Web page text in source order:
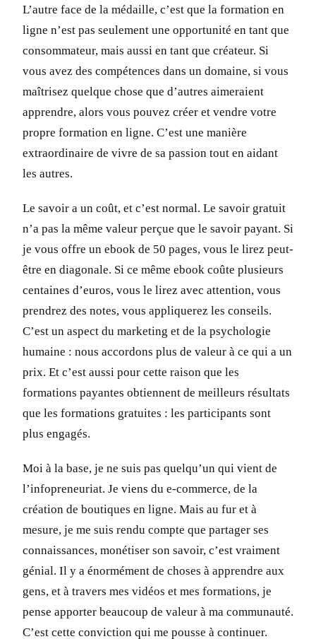
L’autre face de la médaille, c’est que la formation en
ligne n’est pas seulement une opportunité en tant que
consommateur, mais aussi en tant que créateur. Si
vous avez des compétences dans un domaine, si vous
maîtrisez quelque chose que d’autres aimeraient
apprendre, alors vous pouvez créer et vendre votre
propre formation en ligne. C’est une manière
extraordinaire de vivre de sa passion tout en aidant
les autres.
Le savoir a un coût, et c’est normal. Le savoir gratuit
n’a pas la même valeur perçue que le savoir payant. Si
je vous offre un ebook de 50 pages, vous le lirez peut-
être en diagonale. Si ce même ebook coûte plusieurs
centaines d’euros, vous le lirez avec attention, vous
prendrez des notes, vous appliquerez les conseils.
C’est un aspect du marketing et de la psychologie
humaine : nous accordons plus de valeur à ce qui a un
prix. Et c’est aussi pour cette raison que les
formations payantes obtiennent de meilleurs résultats
que les formations gratuites : les participants sont
plus engagés.
Moi à la base, je ne suis pas quelqu’un qui vient de
l’infopreneuriat. Je viens du e-commerce, de la
création de boutiques en ligne. Mais au fur et à
mesure, je me suis rendu compte que partager ses
connaissances, monétiser son savoir, c’est vraiment
génial. Il y a énormément de choses à apprendre aux
gens, et à travers mes vidéos et mes formations, je
pense apporter beaucoup de valeur à ma communauté.
C’est cette conviction qui me pousse à continuer.